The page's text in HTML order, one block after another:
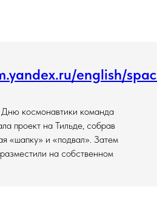
english/
космонавтики команда
проект на Тильде, собрав
«шапку» и «подвал». Затем
на собственном